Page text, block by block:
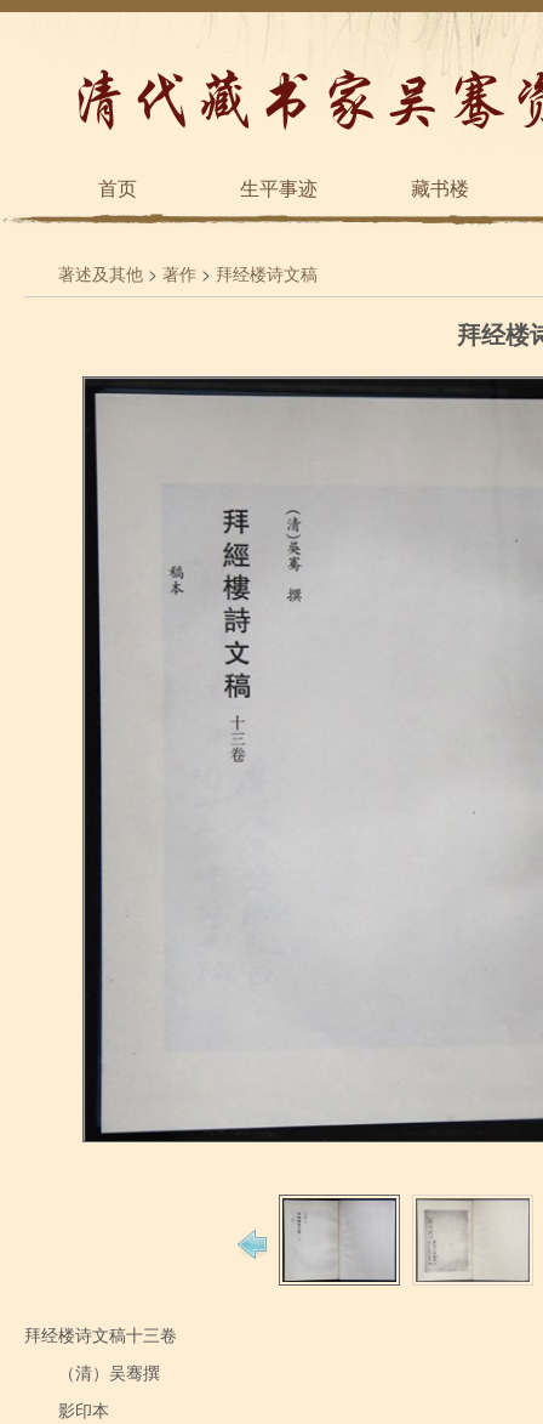
首页 生平事迹 藏书楼
著述及其他 > 著作 > 拜经楼诗文稿
拜经楼
拜经楼诗文稿十三卷
（清）吴骞撰
影印本